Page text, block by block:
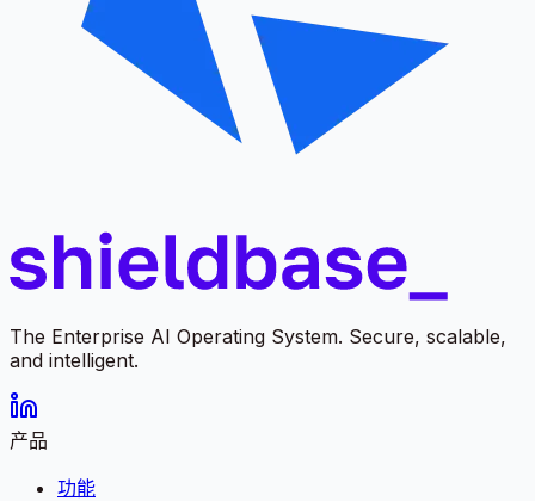
The Enterprise AI Operating System. Secure, scalable,
and intelligent.
产品
功能